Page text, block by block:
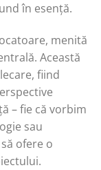
în esență.
menită
Această
fiind
– fie că vorbim
sau
ofere o